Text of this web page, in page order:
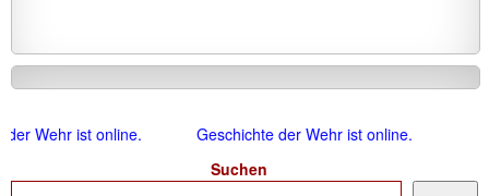
Wehr ist online.
Geschichte der Wehr ist online.
Suchen